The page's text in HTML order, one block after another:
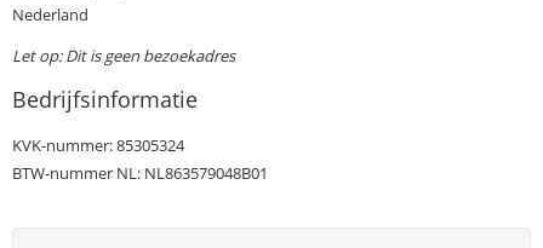
Nederland
Let op: Dit is geen bezoekadres
Bedrijfsinformatie
KVK-nummer: 85305324
BTW-nummer NL: NL863579048B01